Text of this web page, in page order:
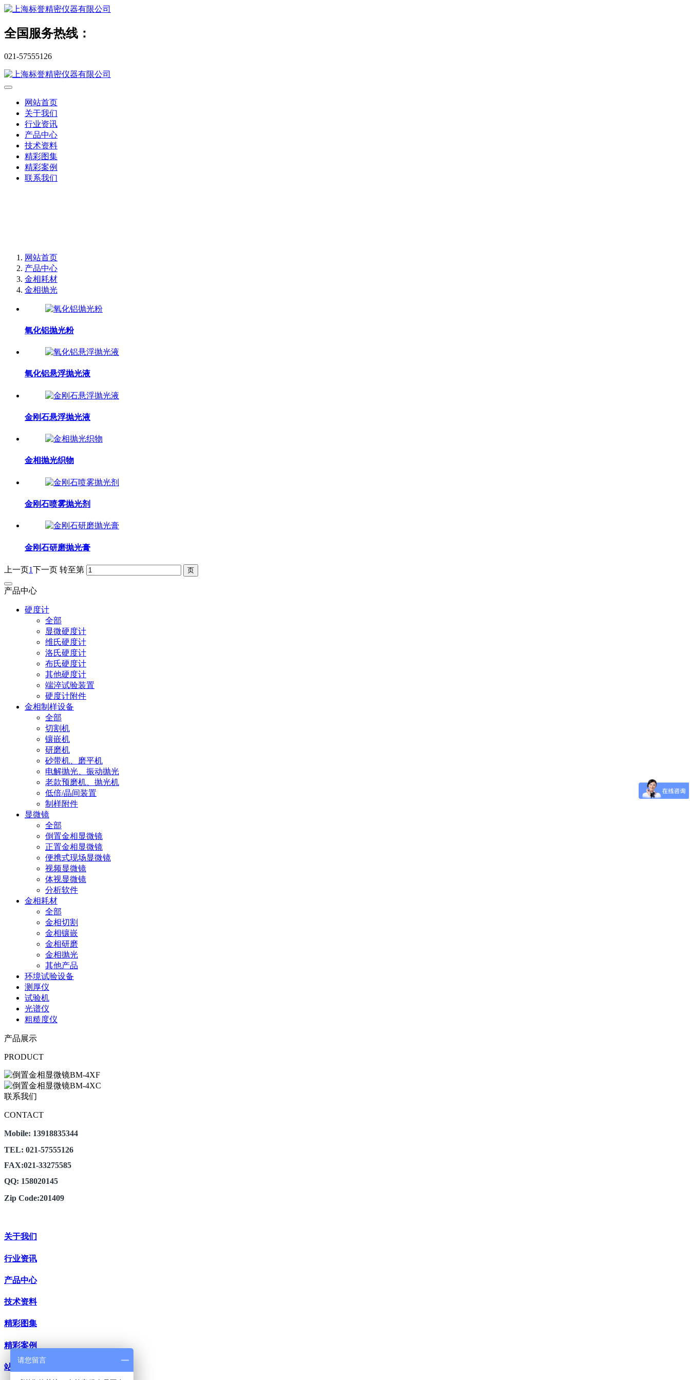
全国服务热线：
021-57555126
网站首页
关于我们
行业资讯
产品中心
技术资料
精彩图集
精彩案例
联系我们
网站首页
产品中心
金相耗材
金相抛光
氧化铝抛光粉
氧化铝悬浮抛光液
金刚石悬浮抛光液
金相抛光织物
金刚石喷雾抛光剂
金刚石研磨抛光膏
上一页1下一页 转至第
产品中心
硬度计
全部
显微硬度计
维氏硬度计
洛氏硬度计
布氏硬度计
其他硬度计
端淬试验装置
硬度计附件
金相制样设备
全部
切割机
镶嵌机
研磨机
砂带机、磨平机
电解抛光、振动抛光
老款预磨机、抛光机
低倍/晶间装置
制样附件
显微镜
全部
倒置金相显微镜
正置金相显微镜
便携式现场显微镜
视频显微镜
体视显微镜
分析软件
金相耗材
全部
金相切割
金相镶嵌
金相研磨
金相抛光
其他产品
环境试验设备
测厚仪
试验机
光谱仪
粗糙度仪
产品展示
PRODUCT
联系我们
CONTACT
Mobile: 13918835344
TEL: 021-57555126
FAX:021-33275585
QQ: 158020145
Zip Code:201409
关于我们
行业资讯
产品中心
技术资料
精彩图集
精彩案例
站内搜索
请您留言